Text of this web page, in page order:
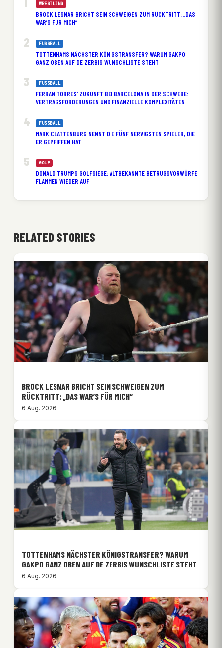
WRESTLING
BROCK LESNAR BRICHT SEIN SCHWEIGEN ZUM RÜCKTRITT: „DAS
WAR’S FÜR MICH“
FUSSBALL
TOTTENHAMS NÄCHSTER KÖNIGSTRANSFER? WARUM GAKPO
GANZ OBEN AUF DE ZERBIS WUNSCHLISTE STEHT
FUSSBALL
FERRAN TORRES‘ ZUKUNFT BEI BARCELONA IN DER SCHWEBE:
VERTRAGSFORDERUNGEN UND FINANZIELLE KOMPLEXITÄTEN
FUSSBALL
MARK CLATTENBURG NENNT DIE FÜNF NERVIGSTEN SPIELER, DIE
ER GEPFIFFEN HAT
GOLF
DONALD TRUMPS GOLFSIEGE: ALTBEKANNTE BETRUGSVORWÜRFE
FLAMMEN WIEDER AUF
RELATED STORIES
BROCK LESNAR BRICHT SEIN SCHWEIGEN ZUM
RÜCKTRITT: „DAS WAR’S FÜR MICH“
6 Aug. 2026
TOTTENHAMS NÄCHSTER KÖNIGSTRANSFER? WARUM
GAKPO GANZ OBEN AUF DE ZERBIS WUNSCHLISTE STEHT
6 Aug. 2026